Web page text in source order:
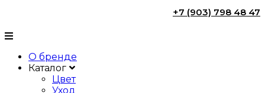
+7 (903) 798 48 47
О бренде
Каталог
Цвет
Уход